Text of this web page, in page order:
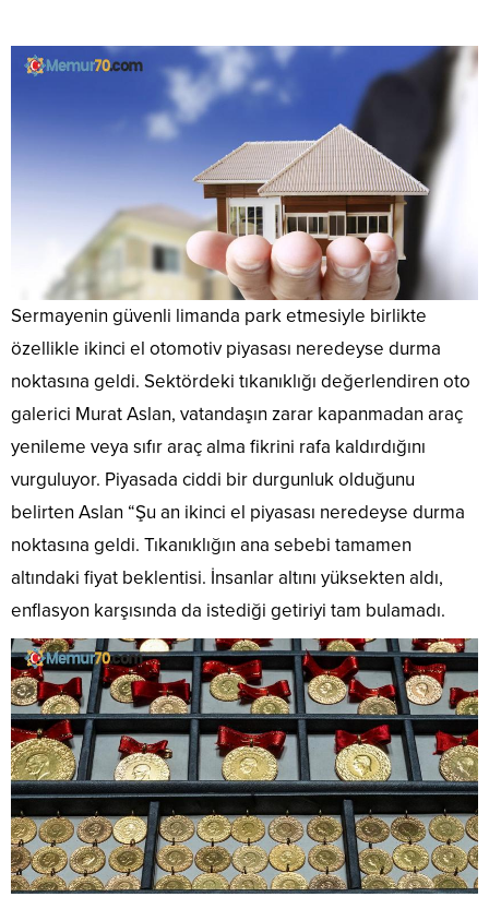
Sermayenin güvenli limanda park etmesiyle birlikte
özellikle ikinci el otomotiv piyasası neredeyse durma
noktasına geldi. Sektördeki tıkanıklığı değerlendiren oto
galerici Murat Aslan, vatandaşın zarar kapanmadan araç
yenileme veya sıfır araç alma fikrini rafa kaldırdığını
vurguluyor. Piyasada ciddi bir durgunluk olduğunu
belirten Aslan “Şu an ikinci el piyasası neredeyse durma
noktasına geldi. Tıkanıklığın ana sebebi tamamen
altındaki fiyat beklentisi. İnsanlar altını yüksekten aldı,
enflasyon karşısında da istediği getiriyi tam bulamadı.